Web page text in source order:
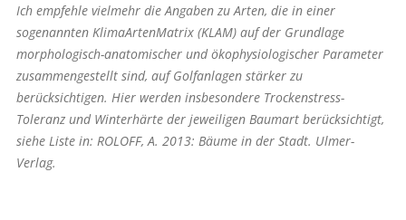
Ich empfehle vielmehr die Angaben zu Arten, die in einer
sogenannten KlimaArtenMatrix (KLAM) auf der Grundlage
morphologisch-anatomischer und ökophysiologischer Parameter
zusammengestellt sind, auf Golfanlagen stärker zu
berücksichtigen. Hier werden insbesondere Trockenstress-
Toleranz und Winterhärte der jeweiligen Baumart berücksichtigt,
siehe Liste in: ROLOFF, A. 2013: Bäume in der Stadt. Ulmer-
Verlag.